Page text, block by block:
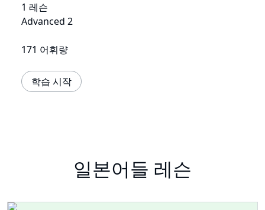
1 레슨
Advanced 2
171 어휘량
학습 시작
일본어들 레슨